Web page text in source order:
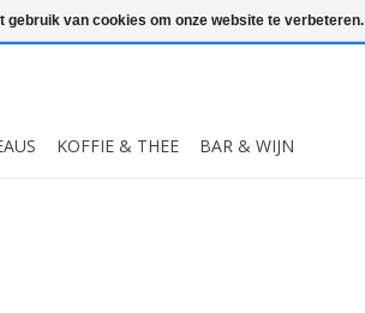
KOFFIE & THEE BAR & WIJN
gebruik van cookies om onze website te verbeteren.